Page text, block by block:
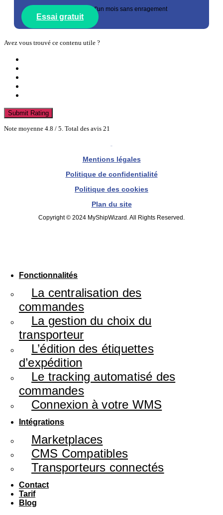
*essai gratuit d'un mois sans enragement
Essai gratuit
Avez vous trouvé ce contenu utile ?
Submit Rating
Note moyenne 4.8 / 5. Total des avis 21
Mentions légales
Politique de confidentialité
Politique des cookies
Plan du site
Copyright © 2024 MyShipWizard. All Rights Reserved.
Fonctionnalités
La centralisation des
commandes
La gestion du choix du
transporteur
L’édition des étiquettes
d’expédition
Le tracking automatisé des
commandes
Connexion à votre WMS
Intégrations
Marketplaces
CMS Compatibles
Transporteurs connectés
Contact
Tarif
Blog